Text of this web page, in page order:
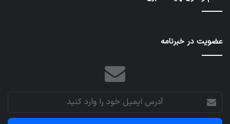
عمرانی
عضویت در خبرنامه
آدرس
ایمیل
خود